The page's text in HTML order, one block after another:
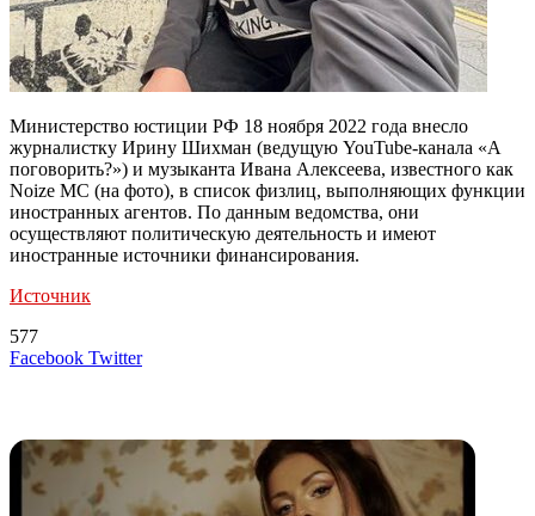
Министерство юстиции РФ 18 ноября 2022 года внесло
журналистку Ирину Шихман (ведущую YouTube-канала «А
поговорить?») и музыканта Ивана Алексеева, известного как
Noize MC (на фото), в список физлиц, выполняющих функции
иностранных агентов. По данным ведомства, они
осуществляют политическую деятельность и имеют
иностранные источники финансирования.
Источник
577
Facebook TwitterLinkedIn
Tumblr
Reddit
Вконтакте
Одноклассники
Skype
Messenger
Messenger
WhatsApp
Telegram
Viber
Line
Поделиться
Печатать